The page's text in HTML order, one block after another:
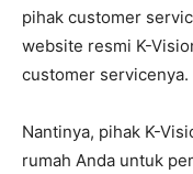
pihak customer
website resmi K-
customer servicenya.
Nantinya, pihak K-
rumah Anda untuk